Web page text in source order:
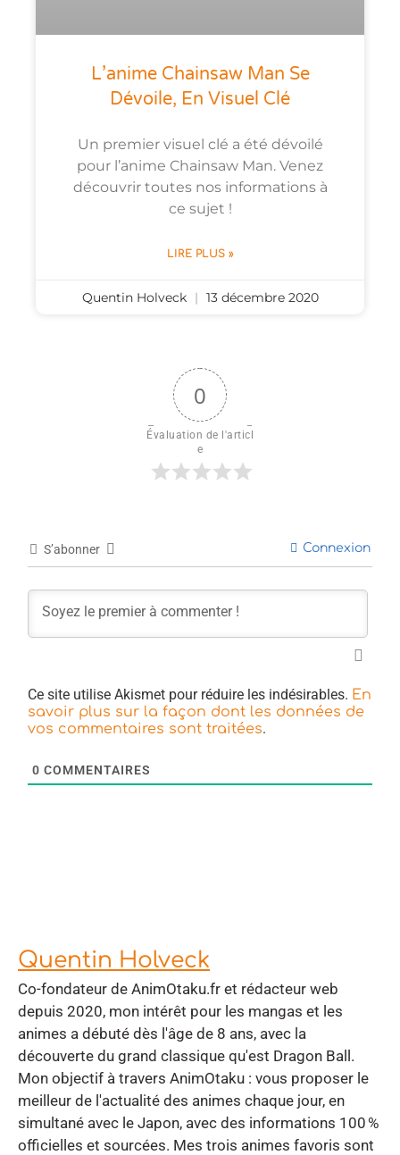
L’anime Chainsaw Man Se
Dévoile, En Visuel Clé
Un premier visuel clé a été dévoilé
pour l’anime Chainsaw Man. Venez
découvrir toutes nos informations à
ce sujet !
LIRE PLUS »
Quentin Holveck 13 décembre 2020
0
Évaluation de l'articl
e
S’abonner Connexion
Ce site utilise Akismet pour réduire les indésirables. En
savoir plus sur la façon dont les données de
vos commentaires sont traitées.
0 COMMENTAIRES
Quentin Holveck
Co-fondateur de AnimOtaku.fr et rédacteur web
depuis 2020, mon intérêt pour les mangas et les
animes a débuté dès l'âge de 8 ans, avec la
découverte du grand classique qu'est Dragon Ball.
Mon objectif à travers AnimOtaku : vous proposer le
meilleur de l'actualité des animes chaque jour, en
simultané avec le Japon, avec des informations 100 %
officielles et sourcées. Mes trois animes favoris sont